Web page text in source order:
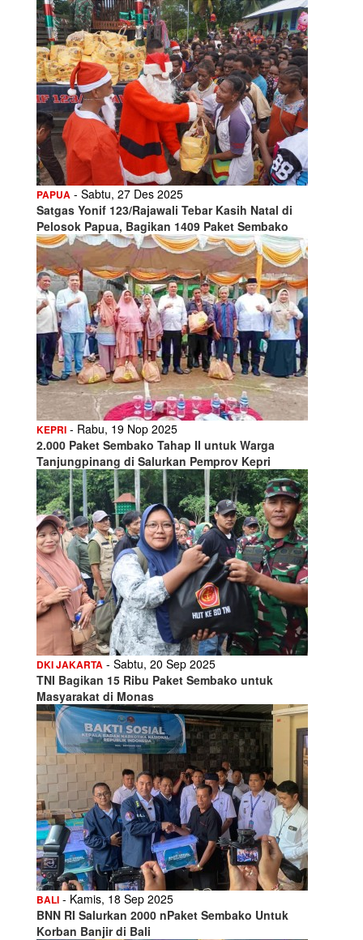
PAPUA - Sabtu, 27 Des 2025
Satgas Yonif 123/Rajawali Tebar Kasih Natal di
Pelosok Papua, Bagikan 1409 Paket Sembako
KEPRI - Rabu, 19 Nop 2025
2.000 Paket Sembako Tahap II untuk Warga
Tanjungpinang di Salurkan Pemprov Kepri
DKI JAKARTA - Sabtu, 20 Sep 2025
TNI Bagikan 15 Ribu Paket Sembako untuk
Masyarakat di Monas
BALI - Kamis, 18 Sep 2025
BNN RI Salurkan 2000 nPaket Sembako Untuk
Korban Banjir di Bali